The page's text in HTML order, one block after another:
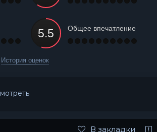
Общее впечатление
История оценок
В закладки